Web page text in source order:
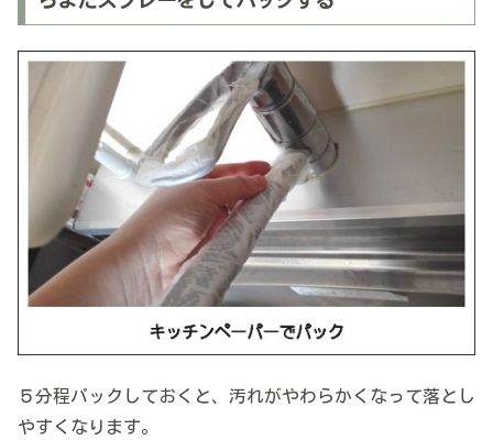
５分程パックしておくと、汚れがやわらかくなって落とし
やすくなります。